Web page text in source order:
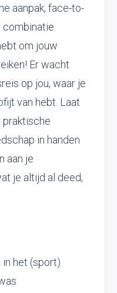
aanpak, face-to-
combinatie
om jouw
Er wacht
op jou, waar je
van hebt. Laat
praktische
in handen
aan je
je altijd al deed,
in het (sport)